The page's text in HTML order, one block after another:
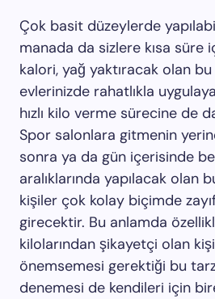
Çok basit düzeylerde
manada da sizlere kısa süre
kalori, yağ yaktıracak olan
evlerinizde rahatlıkla
hızlı kilo verme sürecine de
Spor salonlara gitmenin
sonra ya da gün içerisinde
aralıklarında yapılacak olan
kişiler çok kolay biçimde
girecektir. Bu anlamda
kilolarından şikayetçi olan
önemsemesi gerektiği bu
denemesi de kendileri için